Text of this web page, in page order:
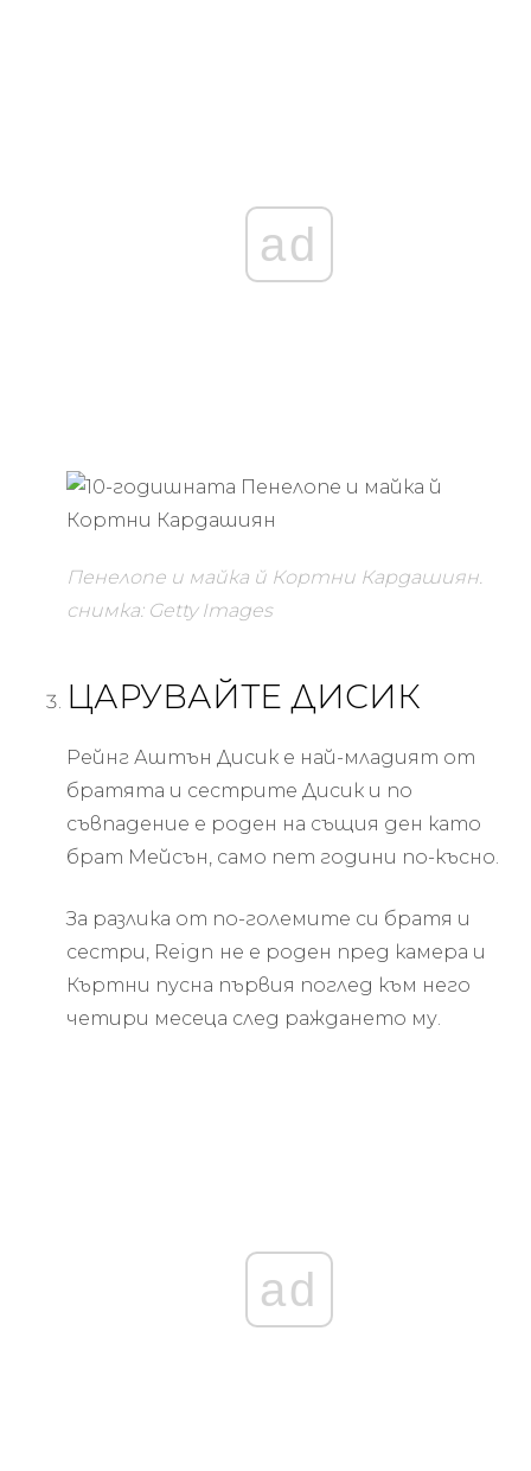
ad
Пенелопе и майка й Кортни Кардашиян.
снимка: Getty Images
ЦАРУВАЙТЕ ДИСИК
Рейнг Аштън Дисик е най-младият от
братята и сестрите Дисик и по
съвпадение е роден на същия ден като
брат Мейсън, само пет години по-късно.
За разлика от по-големите си братя и
сестри, Reign не е роден пред камера и
Къртни пусна първия поглед към него
четири месеца след раждането му.
ad